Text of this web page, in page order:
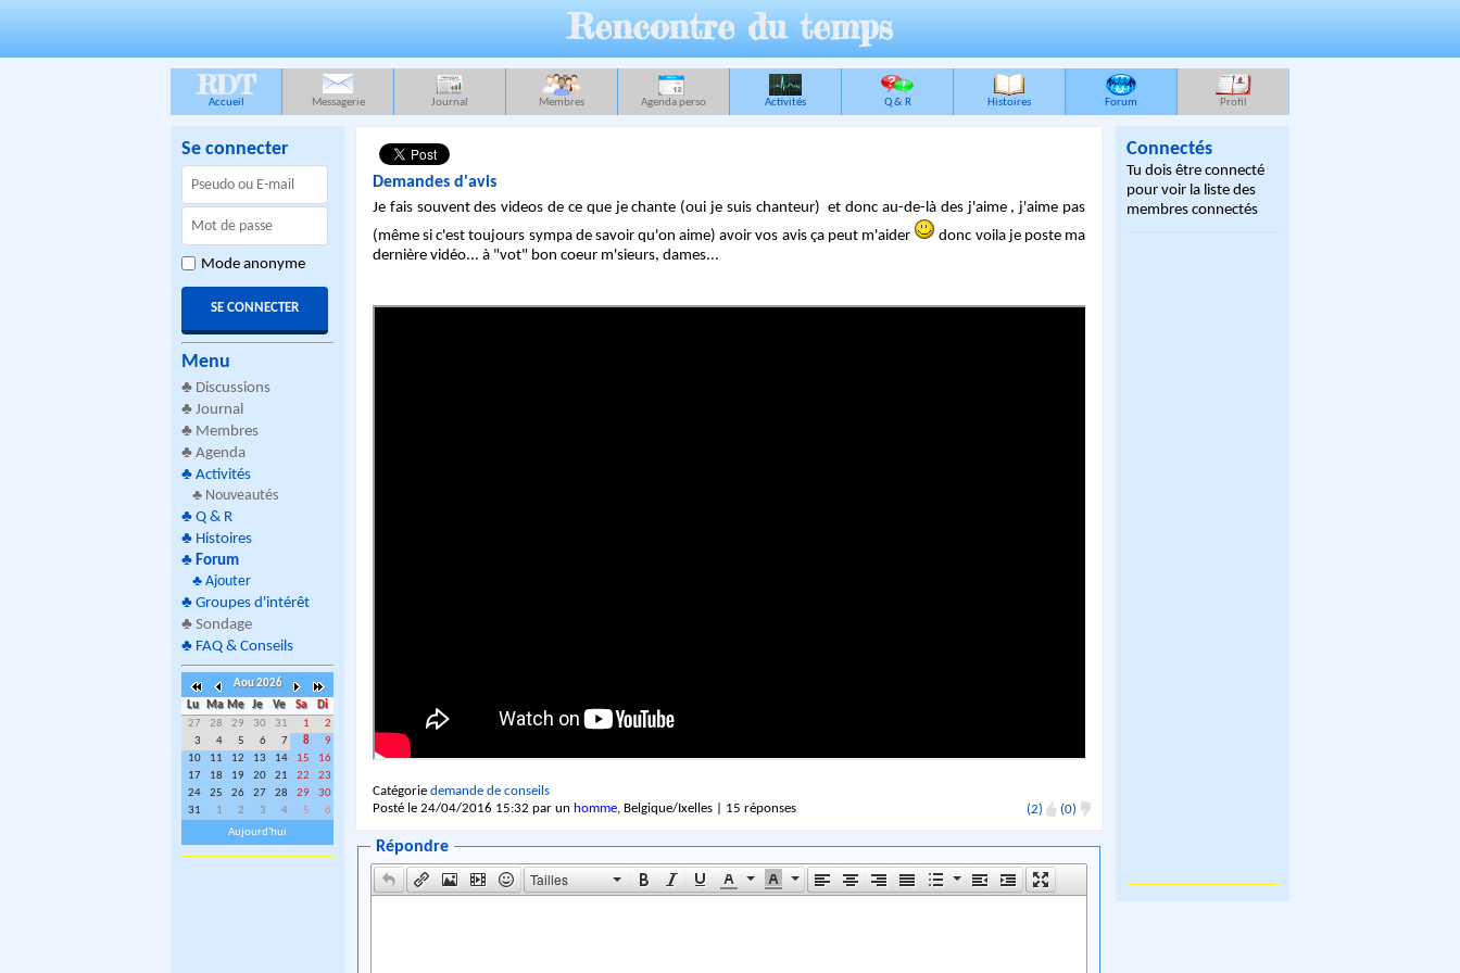
Rencontre du temps
RDT
Accueil Messagerie Journal Membres Agenda perso Activités Q & R Histoires Forum Profil
Se connecter
Mode anonyme
Menu
♣ Discussions
♣ Journal
♣ Membres
♣ Agenda
♣ Activités
♣ Nouveautés
♣ Q & R
♣ Histoires
♣ Forum
♣ Ajouter
♣ Groupes d'intérêt
♣ Sondage
♣ FAQ & Conseils
Aou 2026
Lu
Ma Me Je Ve Sa
Di
27
28 29 30 31 1
2
3
4 5 6 7 8
9
10
11 12 13 14 15
16
17
18 19 20 21 22
23
24
25 26 27 28 29
30
31
1 2 3 4 5
6
Aujourd'hui
Demandes d'avis
Je fais souvent des videos de ce que je chante (oui je suis chanteur) et donc au-de-là des j'aime , j'aime pas
(même si c'est toujours sympa de savoir qu'on aime) avoir vos avis ça peut m'aider
donc voila je poste ma
dernière vidéo... à "vot" bon coeur m'sieurs, dames...
Catégorie demande de conseils
Posté le 24/04/2016 15:32 par un homme, Belgique/Ixelles | 15 réponses (2) (0)
Répondre
Tailles
Connectés
Tu dois être connecté
pour voir la liste des
membres connectés